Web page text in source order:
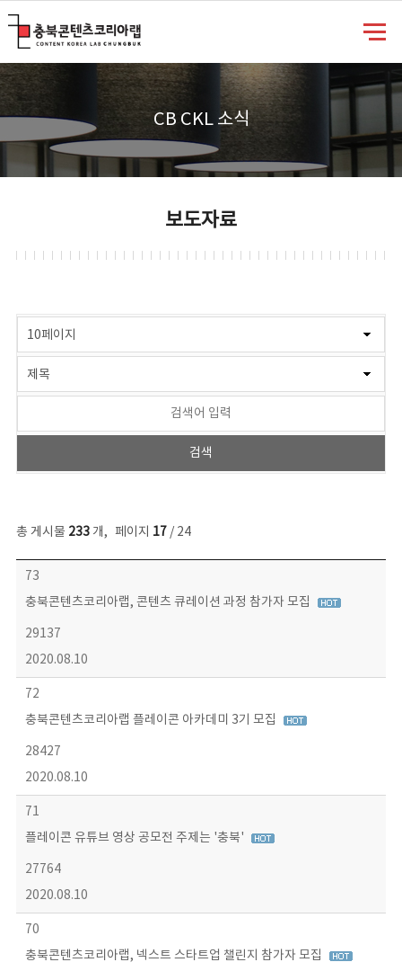
CB CKL 소식
보도자료
총 게시물 233개, 페이지 17 / 24
보도자료 목록 - 번호, 제목, 작성자, 파일, 조회수, 작성일 정보 제공
73
충북콘텐츠코리아랩, 콘텐츠 큐레이션 과정 참가자 모집
29137
2020.08.10
72
충북콘텐츠코리아랩 플레이콘 아카데미 3기 모집
28427
2020.08.10
71
플레이콘 유튜브 영상 공모전 주제는 '충북'
27764
2020.08.10
70
충북콘텐츠코리아랩, 넥스트 스타트업 챌린지 참가자 모집